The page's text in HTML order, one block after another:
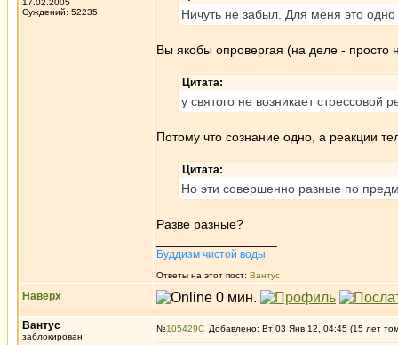
17.02.2005
Суждений: 52235
Ничуть не забыл. Для меня это
Вы якобы опровергая (на деле - просто
Цитата:
у святого не возникает стрессовой
Потому что сознание одно, а реакции
Цитата:
Но эти совершенно разные по
Разве разные?
Буддизм чистой воды
Ответы на этот пост: Вантус
Наверх
Вантус
заблокирован
№105429 Добавлено: Вт 03 Янв 12, 04:45 (15 лет